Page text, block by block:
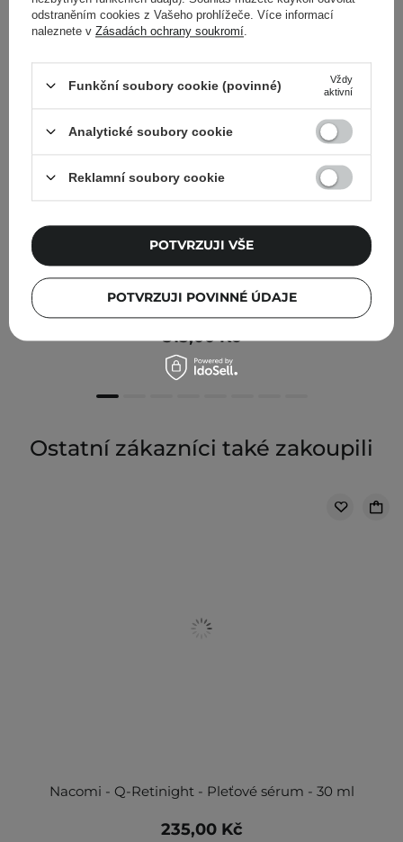
Tocobo - Mint Cooling Lip Mask - Hydratační a
regenerační maska na rty - 20 ml
315,00 Kč
Ostatní zákazníci také zakoupili
Nacomi - Q-Retinight - Pleťové sérum - 30 ml
235,00 Kč
odstraněním cookies z Vašeho prohlížeče. Více informací
naleznete v Zásadách ochrany soukromí
Funkční soubory cookie (povinné)
Vždy
aktivní
Analytické soubory cookie
Reklamní soubory cookie
POTVRZUJI POVINNÉ ÚDAJE
POTVRZUJI VŠE